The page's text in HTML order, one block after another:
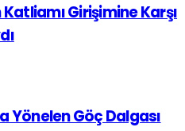
Girişimine Karşı
Yönelen Göç Dalgası